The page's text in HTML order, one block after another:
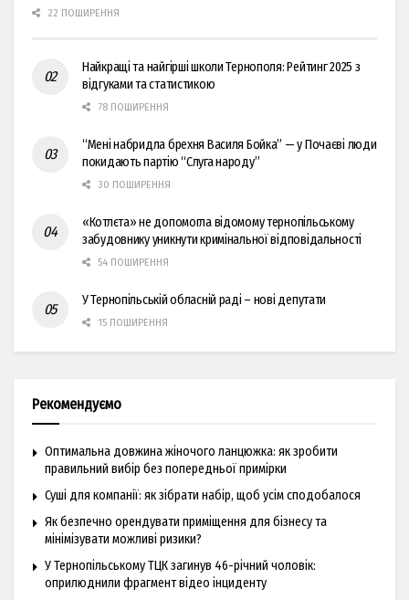
22 ПОШИРЕННЯ
Найкращі та найгірші школи Тернополя: Рейтинг 2025 з
відгуками та статистикою
78 ПОШИРЕННЯ
“Мені набридла брехня Василя Бойка” — у Почаєві люди
покидають партію “Слуга народу”
30 ПОШИРЕННЯ
«Котлєта» не допомогла відомому тернопільському
забудовнику уникнути кримінальної відповідальності
54 ПОШИРЕННЯ
У Тернопільській обласній раді – нові депутати
15 ПОШИРЕННЯ
Рекомендуємо
Оптимальна довжина жіночого ланцюжка: як зробити
правильний вибір без попередньої примірки
Суші для компанії: як зібрати набір, щоб усім сподобалося
Як безпечно орендувати приміщення для бізнесу та
мінімізувати можливі ризики?
У Тернопільському ТЦК загинув 46-річний чоловік:
оприлюднили фрагмент відео інциденту